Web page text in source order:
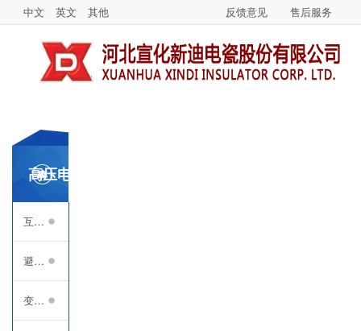
中文 英文 其他 反馈意见 售后服务
互感器瓷套
避雷器瓷套
变压器瓷套